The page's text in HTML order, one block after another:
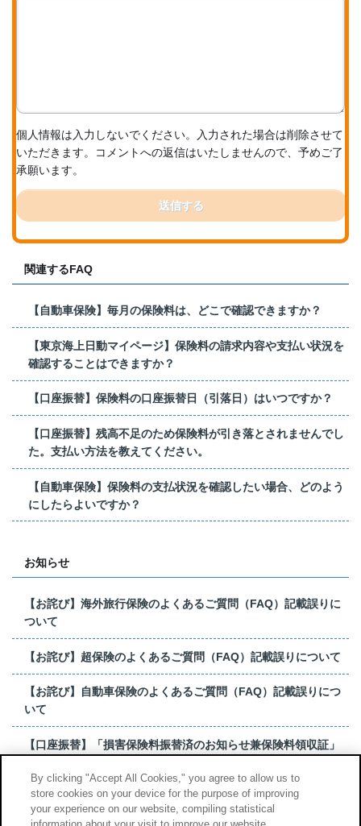
個人情報は入力しないでください。入力された場合は削除させて
いただきます。コメントへの返信はいたしませんので、予めご了
承願います。
送信する
関連するFAQ
【自動車保険】毎月の保険料は、どこで確認できますか？
【東京海上日動マイページ】保険料の請求内容や支払い状況を
確認することはできますか？
【口座振替】保険料の口座振替日（引落日）はいつですか？
【口座振替】残高不足のため保険料が引き落とされませんでし
た。支払い方法を教えてください。
【自動車保険】保険料の支払状況を確認したい場合、どのよう
にしたらよいですか？
お知らせ
【お詫び】海外旅行保険のよくあるご質問（FAQ）記載誤りに
ついて
【お詫び】超保険のよくあるご質問（FAQ）記載誤りについて
【お詫び】自動車保険のよくあるご質問（FAQ）記載誤りにつ
いて
【口座振替】「損害保険料振替済のお知らせ兼保険料領収証」
【お詫び】超保険のよくあるご質問（FAQ）記載誤りについて
By clicking "Accept All Cookies," you agree to allow us to
store cookies on your device for the purpose of improving
your experience on our website, compiling statistical